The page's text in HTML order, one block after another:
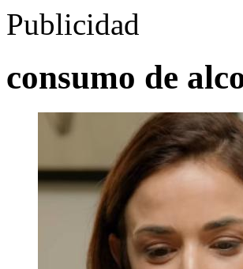
Publicidad
consumo de